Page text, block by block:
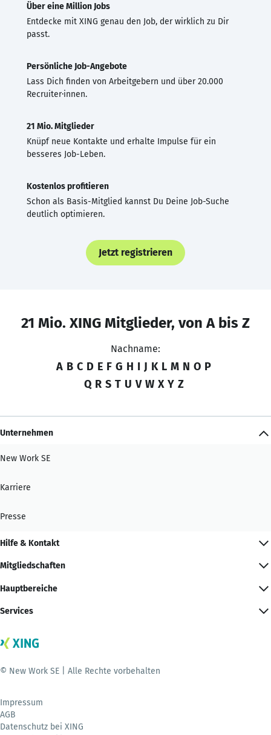
Über eine Million Jobs
Entdecke mit XING genau den Job, der wirklich zu Dir
passt.
Persönliche Job-Angebote
Lass Dich finden von Arbeitgebern und über 20.000
Recruiter·innen.
21 Mio. Mitglieder
Knüpf neue Kontakte und erhalte Impulse für ein
besseres Job-Leben.
Kostenlos profitieren
Schon als Basis-Mitglied kannst Du Deine Job-Suche
deutlich optimieren.
Jetzt registrieren
21 Mio. XING Mitglieder, von A bis Z
Nachname:
A B C D E F G H I J K L M N O P
Q R S T U V W X Y Z
Unternehmen
New Work SE
Karriere
Presse
Hilfe & Kontakt
Mitgliedschaften
Hauptbereiche
Services
© New Work SE | Alle Rechte vorbehalten
Impressum
AGB
Datenschutz bei XING